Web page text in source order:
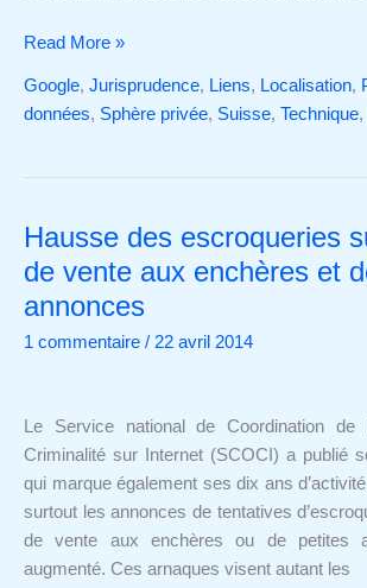
Read More »
Google, Jurisprudence, Liens, Localisation,
données, Sphère privée, Suisse, Technique,
Hausse des escroqueries
de vente aux enchères et
annonces
1 commentaire / 22 avril 2014
Le Service national de Coordination
Criminalité sur Internet (SCOCI) a publié
qui marque également ses dix ans
surtout les annonces de tentatives
de vente aux enchères ou de petites
augmenté. Ces arnaques visent autant les
Hausse
des
sur
les
vente
aux
enchères
et
de
petites